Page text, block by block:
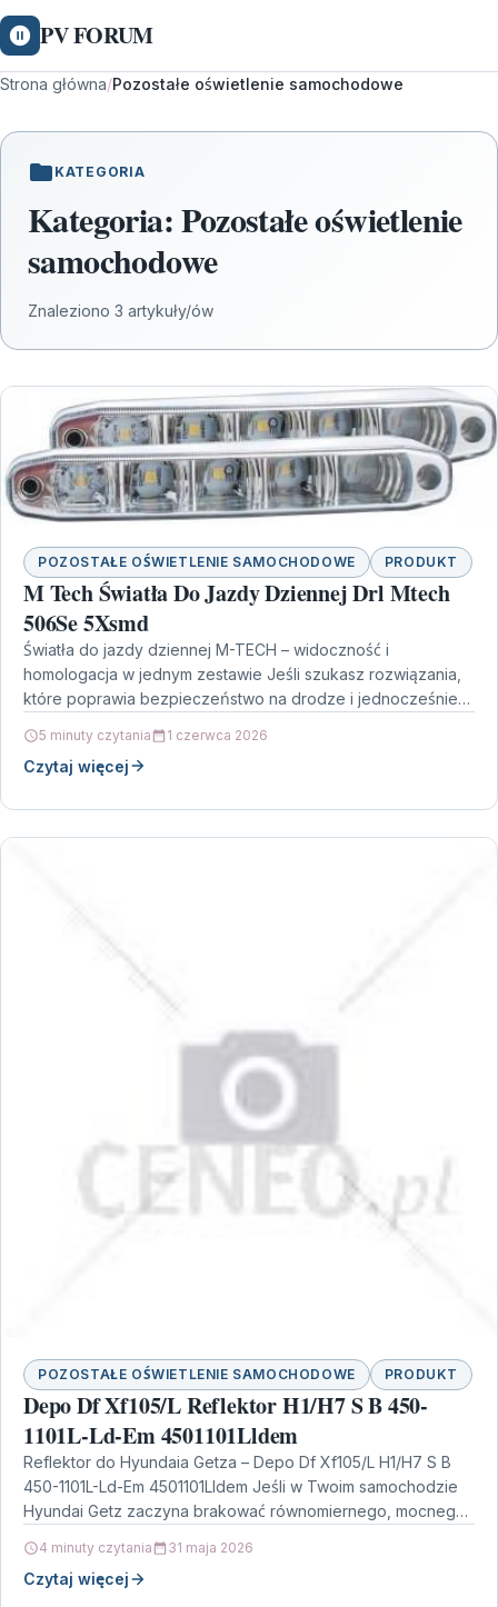
PV FORUM
Strona główna/Pozostałe oświetlenie samochodowe
KATEGORIA
Kategoria:Pozostałe oświetlenie
samochodowe
Znaleziono 3 artykuły/ów
POZOSTAŁE OŚWIETLENIE SAMOCHODOWE PRODUKT
M Tech Światła Do Jazdy Dziennej Drl Mtech
506Se 5Xsmd
Światła do jazdy dziennej M-TECH – widoczność i
homologacja w jednym zestawie Jeśli szukasz rozwiązania,
które poprawia bezpieczeństwo na drodze i jednocześnie
5 minuty czytania 1 czerwca 2026
Czytaj więcej
POZOSTAŁE OŚWIETLENIE SAMOCHODOWE PRODUKT
Depo Df Xf105/L Reflektor H1/H7 S B 450-
1101L-Ld-Em 4501101Lldem
Reflektor do Hyundaia Getza – Depo Df Xf105/L H1/H7 S B
450-1101L-Ld-Em 4501101Lldem Jeśli w Twoim samochodzie
Hyundai Getz zaczyna brakować równomiernego, mocnego
4 minuty czytania 31 maja 2026
Czytaj więcej